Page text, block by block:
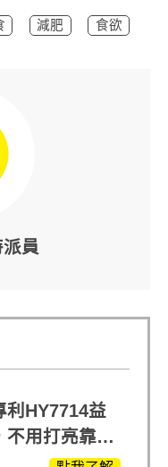
減肥 食欲
員
利HY7714益
不用打亮靠養